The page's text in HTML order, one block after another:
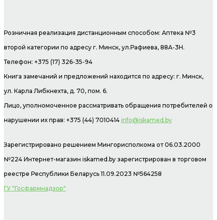
Розничная реализация дистанционным способом: Аптека №3
второй категории по адресу г. Минск, ул.Рафиева, 88А-3Н.
Телефон: +375 (17) 326-35-94
Книга замечаний и предложений находится по адресу: г. Минск,
ул. Карла Либкнехта, д. 70, пом. 6.
Лицо, уполномоченное рассматривать обращения потребителей о
нарушении их прав: +375 (44) 7010414 info@iskamed.by
Зарегистрировано решением Мингорисполкома от 06.03.2000
№224 Интернет-магазин iskamed.by зарегистрирован в торговом
реестре Республики Беларусь 11.09.2023 №564258
ГУ "Госфармнадзор"